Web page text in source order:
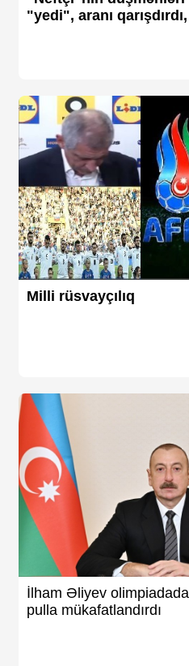
"yedi", aranı
Milli rüsvayçılıq
İlham Əliyev
pulla mükafatlandırdı